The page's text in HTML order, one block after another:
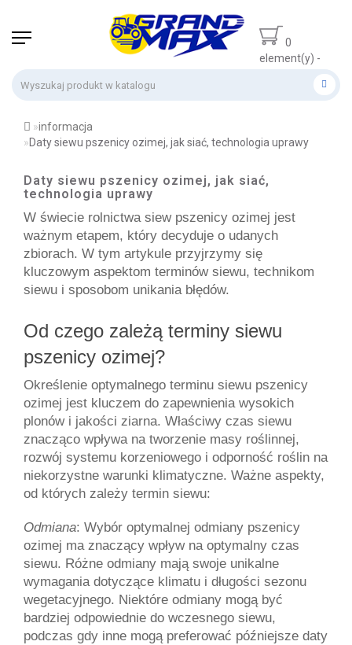
0
element(y) -
informacja
Daty siewu pszenicy ozimej, jak siać, technologia uprawy
Daty siewu pszenicy ozimej, jak siać,
technologia uprawy
W świecie rolnictwa siew pszenicy ozimej jest
ważnym etapem, który decyduje o udanych
zbiorach. W tym artykule przyjrzymy się
kluczowym aspektom terminów siewu, technikom
siewu i sposobom unikania błędów.
Od czego zależą terminy siewu
pszenicy ozimej?
Określenie optymalnego terminu siewu pszenicy
ozimej jest kluczem do zapewnienia wysokich
plonów i jakości ziarna. Właściwy czas siewu
znacząco wpływa na tworzenie masy roślinnej,
rozwój systemu korzeniowego i odporność roślin na
niekorzystne warunki klimatyczne. Ważne aspekty,
od których zależy termin siewu:
Odmiana: Wybór optymalnej odmiany pszenicy
ozimej ma znaczący wpływ na optymalny czas
siewu. Różne odmiany mają swoje unikalne
wymagania dotyczące klimatu i długości sezonu
wegetacyjnego. Niektóre odmiany mogą być
bardziej odpowiednie do wczesnego siewu,
podczas gdy inne mogą preferować późniejsze daty